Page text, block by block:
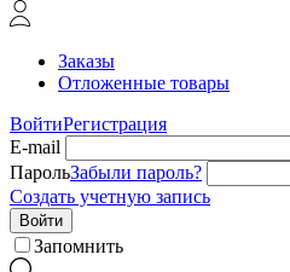
Заказы
Отложенные товары
ВойтиРегистрация
E-mail
ПарольЗабыли пароль?
Создать учетную запись
Войти
Запомнить